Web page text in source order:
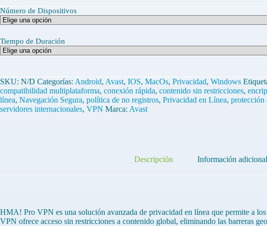
Número de Dispositivos
Tiempo de Duración
SKU: N/D Categorías: Android, Avast, IOS, MacOs, Privacidad, Windows
compatibilidad multiplataforma, conexión rápida, contenido sin restricciones,
línea, Navegación Segura, política de no registros, Privacidad en Línea, protección
servidores internacionales, VPN Marca: Avast
Descripción Información adicional
HMA! Pro VPN es una solución avanzada de privacidad en línea que permite a
VPN ofrece acceso sin restricciones a contenido global, eliminando las barreras